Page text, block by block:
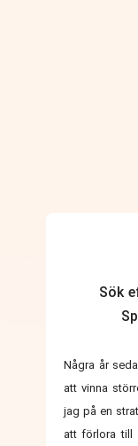
Sök
Några år
att vinna
jag på en
att förlora till